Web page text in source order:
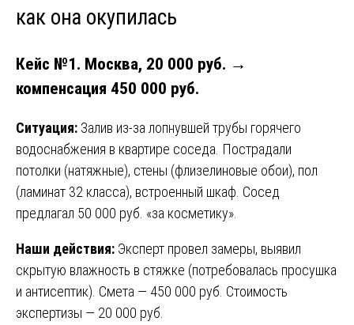
как она окупилась
Кейс №1. Москва, 20 000 руб. →
компенсация 450 000 руб.
Ситуация: Залив из-за лопнувшей трубы горячего
водоснабжения в квартире соседа. Пострадали
потолки (натяжные), стены (флизелиновые обои), пол
(ламинат 32 класса), встроенный шкаф. Сосед
предлагал 50 000 руб. «за косметику».
Наши действия: Эксперт провел замеры, выявил
скрытую влажность в стяжке (потребовалась просушка
и антисептик). Смета — 450 000 руб. Стоимость
экспертизы — 20 000 руб.